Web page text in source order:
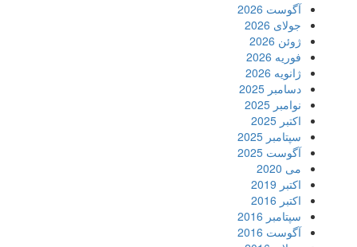
آگوست 2026
جولای 2026
ژوئن 2026
فوریه 2026
ژانویه 2026
دسامبر 2025
نوامبر 2025
اکتبر 2025
سپتامبر 2025
آگوست 2025
می 2020
اکتبر 2019
اکتبر 2016
سپتامبر 2016
آگوست 2016